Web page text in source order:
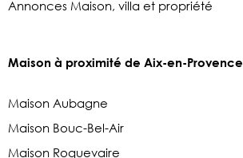
Annonces Maison, villa et propriété
Maison à proximité de Aix-en-Provence
Maison Aubagne
Maison Bouc-Bel-Air
Maison Roquevaire